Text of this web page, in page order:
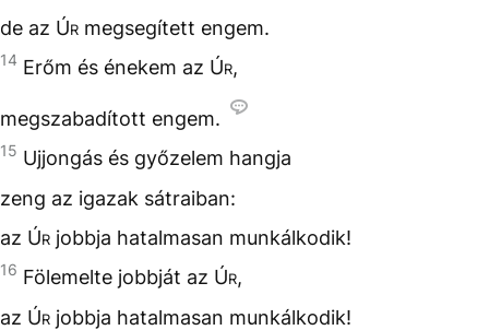
de az Úr megsegített engem.
14 Erőm és énekem az Úr,
megszabadított engem.
15 Ujjongás és győzelem hangja
zeng az igazak sátraiban:
az Úr jobbja hatalmasan munkálkodik!
16 Fölemelte jobbját az Úr,
az Úr jobbja hatalmasan munkálkodik!